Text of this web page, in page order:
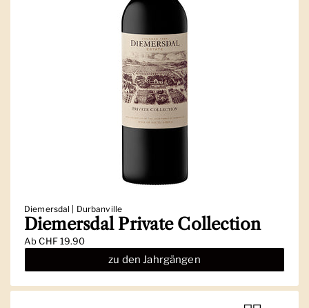
Diemersdal | Durbanville
Diemersdal Private Collection
AbCHF 19.90
zu den Jahrgängen